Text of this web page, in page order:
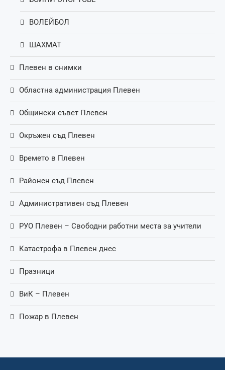
ВОЛЕЙБОЛ
ШАХМАТ
Плевен в снимки
Областна администрация Плевен
Общински съвет Плевен
Окръжен съд Плевен
Времето в Плевен
Районен съд Плевен
Административен съд Плевен
РУО Плевен – Свободни работни места за учители
Катастрофа в Плевен днес
Празници
ВиК – Плевен
Пожар в Плевен